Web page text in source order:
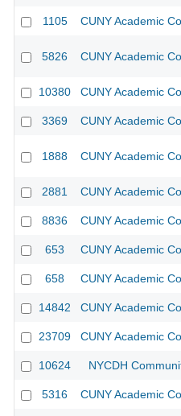
1105 CUNY Academic
5826 CUNY Academic
10380 CUNY Academic
3369 CUNY Academic
1888 CUNY Academic
2881 CUNY Academic
8836 CUNY Academic
653 CUNY Academic
658 CUNY Academic
14842 CUNY Academic
23709 CUNY Academic
10624 NYCDH
5316 CUNY Academic